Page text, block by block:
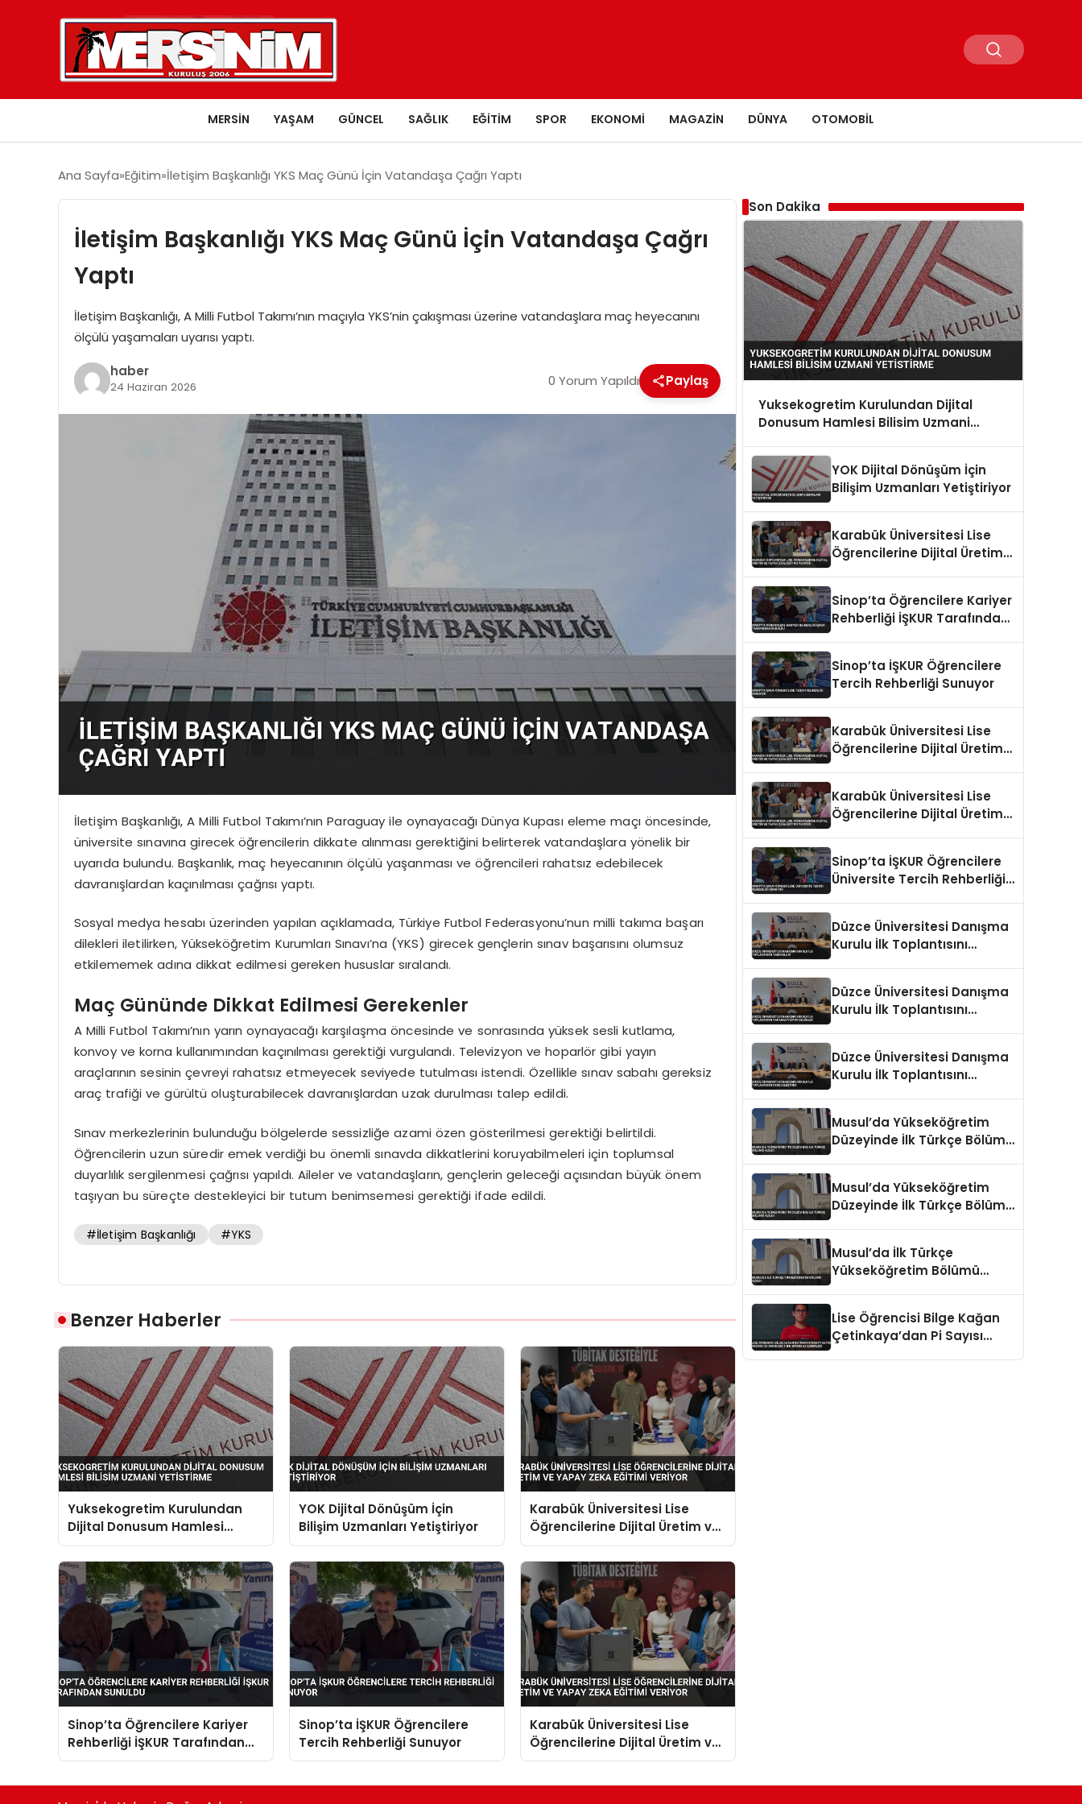
MERSIN YAŞAM GÜNCEL SAĞLIK EĞITIM SPOR EKONOMI MAGAZIN DÜNYA OTOMOBIL
Ana Sayfa Eğitim İletişim Başkanlığı YKS Maç Günü İçin Vatandaşa Çağrı Yaptı
İletişim Başkanlığı YKS Maç Günü İçin Vatandaşa Çağrı
Yaptı
İletişim Başkanlığı, A Milli Futbol Takımı’nın maçıyla YKS’nin çakışması üzerine vatandaşlara maç heyecanını
ölçülü yaşamaları uyarısı yaptı.
haber
24 Haziran 2026 0 Yorum Yapıldı Paylaş
İletişim Başkanlığı, A Milli Futbol Takımı’nın Paraguay ile oynayacağı Dünya Kupası eleme maçı öncesinde,
üniversite sınavına girecek öğrencilerin dikkate alınması gerektiğini belirterek vatandaşlara yönelik bir
uyarıda bulundu. Başkanlık, maç heyecanının ölçülü yaşanması ve öğrencileri rahatsız edebilecek
davranışlardan kaçınılması çağrısı yaptı.
Sosyal medya hesabı üzerinden yapılan açıklamada, Türkiye Futbol Federasyonu’nun milli takıma başarı
dilekleri iletilirken, Yükseköğretim Kurumları Sınavı’na (YKS) girecek gençlerin sınav başarısını olumsuz
etkilememek adına dikkat edilmesi gereken hususlar sıralandı.
Maç Gününde Dikkat Edilmesi Gerekenler
A Milli Futbol Takımı’nın yarın oynayacağı karşılaşma öncesinde ve sonrasında yüksek sesli kutlama,
konvoy ve korna kullanımından kaçınılması gerektiği vurgulandı. Televizyon ve hoparlör gibi yayın
araçlarının sesinin çevreyi rahatsız etmeyecek seviyede tutulması istendi. Özellikle sınav sabahı gereksiz
araç trafiği ve gürültü oluşturabilecek davranışlardan uzak durulması talep edildi.
Sınav merkezlerinin bulunduğu bölgelerde sessizliğe azami özen gösterilmesi gerektiği belirtildi.
Öğrencilerin uzun süredir emek verdiği bu önemli sınavda dikkatlerini koruyabilmeleri için toplumsal
duyarlılık sergilenmesi çağrısı yapıldı. Aileler ve vatandaşların, gençlerin geleceği açısından büyük önem
taşıyan bu süreçte destekleyici bir tutum benimsemesi gerektiği ifade edildi.
#İletişim Başkanlığı #YKS
Benzer Haberler
Yuksekogretim Kurulundan
Dijital Donusum Hamlesi
Bilisim Uzmani Yetistirme
YOK Dijital Dönüşüm İçin
Bilişim Uzmanları Yetiştiriyor
Karabük Üniversitesi Lise
Öğrencilerine Dijital Üretim ve
Yapay Zeka Eğitimi Veriyor
Sinop’ta Öğrencilere Kariyer
Rehberliği İŞKUR Tarafından
Sunuldu
Sinop’ta İŞKUR Öğrencilere
Tercih Rehberliği Sunuyor
Karabük Üniversitesi Lise
Öğrencilerine Dijital Üretim ve
Yapay Zeka Eğitimi Veriyor
Son Dakika
Yuksekogretim Kurulundan Dijital
Donusum Hamlesi Bilisim Uzmani
YOK Dijital Dönüşüm İçin
Bilişim Uzmanları Yetiştiriyor
Karabük Üniversitesi Lise
Öğrencilerine Dijital Üretim
Sinop’ta Öğrencilere Kariyer
Rehberliği İŞKUR Tarafından
Sinop’ta İŞKUR Öğrencilere
Tercih Rehberliği Sunuyor
Karabük Üniversitesi Lise
Öğrencilerine Dijital Üretim
Karabük Üniversitesi Lise
Öğrencilerine Dijital Üretim
Sinop’ta İŞKUR Öğrencilere
Üniversite Tercih Rehberliği
Düzce Üniversitesi Danışma
Kurulu İlk Toplantısını
Düzce Üniversitesi Danışma
Kurulu İlk Toplantısını
Düzce Üniversitesi Danışma
Kurulu İlk Toplantısını
Musul’da Yükseköğretim
Düzeyinde İlk Türkçe Bölümü
Musul’da Yükseköğretim
Düzeyinde İlk Türkçe Bölümü
Musul’da İlk Türkçe
Yükseköğretim Bölümü
Lise Öğrencisi Bilge Kağan
Çetinkaya’dan Pi Sayısı